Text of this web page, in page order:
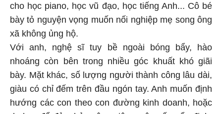
cho học piano, học vũ đạo, học tiếng Anh... Cô bé
bày tỏ nguyện vọng muốn nối nghiệp mẹ song ông
xã không ủng hộ.
Với anh, nghệ sĩ tuy bề ngoài bóng bẩy, hào
nhoáng còn bên trong nhiều góc khuất khó giãi
bày. Mặt khác, số lượng người thành công lâu dài,
giàu có chỉ đếm trên đầu ngón tay. Anh muốn định
hướng các con theo con đường kinh doanh, hoặc